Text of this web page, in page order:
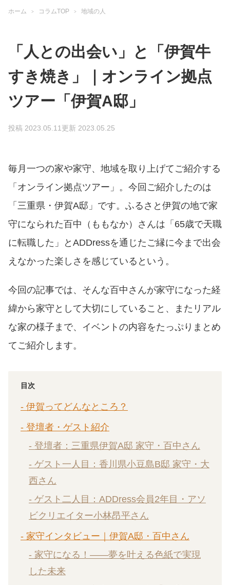
ホーム コラムTOP 地域の人
「人との出会い」と「伊賀牛
すき焼き」｜オンライン拠点
ツアー「伊賀A邸」
投稿 2023.05.11 更新 2023.05.25
毎月一つの家や家守、地域を取り上げてご紹介する
「オンライン拠点ツアー」。今回ご紹介したのは
「三重県・伊賀A邸」です。ふるさと伊賀の地で家
守になられた百中（ももなか）さんは「65歳で天職
に転職した」とADDressを通じたご縁に今まで出会
えなかった楽しさを感じているという。
今回の記事では、そんな百中さんが家守になった経
緯から家守として大切にしていること、またリアル
な家の様子まで、イベントの内容をたっぷりまとめ
てご紹介します。
目次
- 伊賀ってどんなところ？
- 登壇者・ゲスト紹介
- 登壇者：三重県伊賀A邸 家守・百中さん
- ゲスト一人目：香川県小豆島B邸 家守・大
西さん
- ゲスト二人目：ADDress会員2年目・アソ
ビクリエイター小林昂平さん
- 家守インタビュー｜伊賀A邸・百中さん
- 家守になる！——夢を叶える色紙で実現
した未来